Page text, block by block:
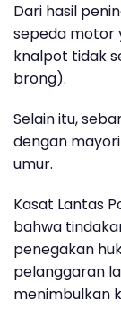
Dari hasil
sepeda motor
knalpot tidak
brong).
Selain itu,
dengan
umur.
Kasat Lantas
bahwa
penegakan
pelanggaran
menimbulkan